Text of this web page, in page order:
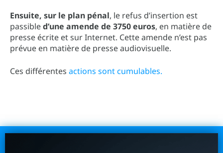
Ensuite, sur le plan pénal, le refus d’insertion est
passibled’une amende de 3750 euros, en matière de
presse écrite et sur Internet. Cette amende n’est pas
prévue en matière de presse audiovisuelle.
Ces différentes actions sont cumulables.